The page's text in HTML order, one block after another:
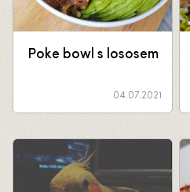
Poke bowl s lososem
04.07.2021